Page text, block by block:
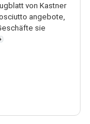
von Kastner
angebote,
sie